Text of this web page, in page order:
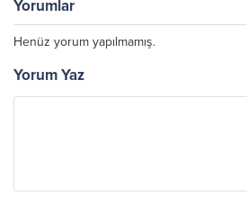
Yorumlar
Henüz yorum yapılmamış.
Yorum Yaz